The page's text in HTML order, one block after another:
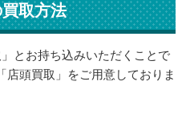
取方法
とお持ち込みいただくことで
店頭買取」をご用意しておりま